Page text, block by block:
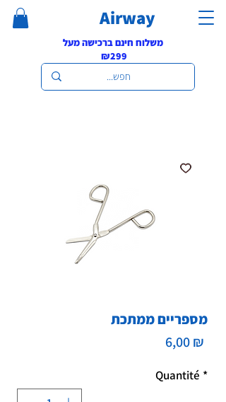
Airway
משלוח חינם ברכישה מעל
₪299
מספריים ממתכת
6,00 ₪
Quantité *